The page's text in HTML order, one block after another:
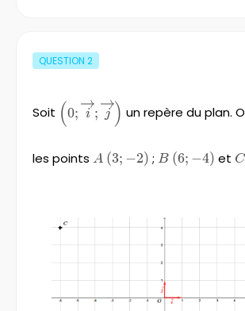
QUESTION 2
Soit \left(0;\overrightarrow{i}
;\overrightarrow{j}
(0; i ; j ) un repère du plan.
les points A\left(3;-2\right)
A (3; −2) ;B\left(6;-
B (6; −4) et C